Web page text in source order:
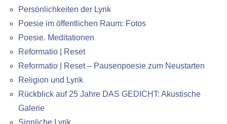
Persönlichkeiten der Lyrik
Poesie im öffentlichen Raum: Fotos
Poesie. Meditationen
Reformatio | Reset
Reformatio | Reset – Pausenpoesie zum Neustarten
Religion und Lyrik
Rückblick auf 25 Jahre DAS GEDICHT: Akustische
Galerie
Sinnliche Lyrik